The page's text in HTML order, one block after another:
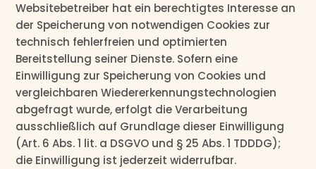
Websitebetreiber hat ein berechtigtes Interesse an
der Speicherung von notwendigen Cookies zur
technisch fehlerfreien und optimierten
Bereitstellung seiner Dienste. Sofern eine
Einwilligung zur Speicherung von Cookies und
vergleichbaren Wiedererkennungstechnologien
abgefragt wurde, erfolgt die Verarbeitung
ausschließlich auf Grundlage dieser Einwilligung
(Art. 6 Abs. 1 lit. a DSGVO und § 25 Abs. 1 TDDDG);
die Einwilligung ist jederzeit widerrufbar.